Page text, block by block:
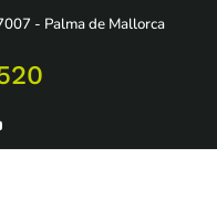
- Palma de Mallorca